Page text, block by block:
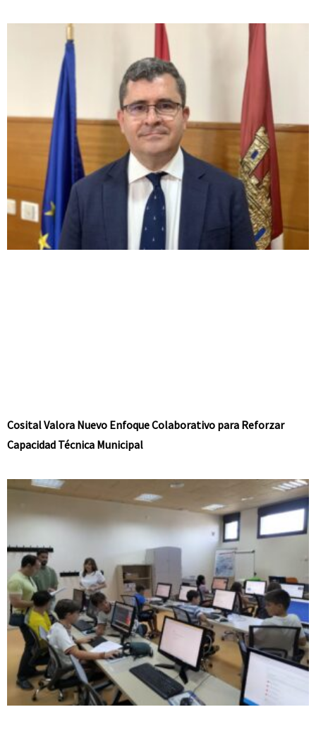
Cosital Valora Nuevo Enfoque Colaborativo para Reforzar
Capacidad Técnica Municipal